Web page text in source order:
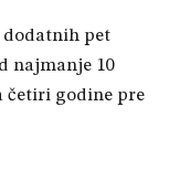
dodatnih pet
najmanje 10
četiri godine pre